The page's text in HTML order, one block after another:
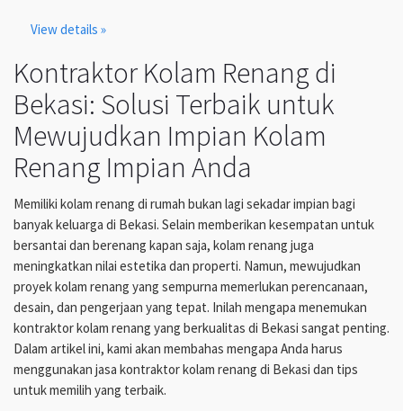
View details »
Kontraktor Kolam Renang di
Bekasi: Solusi Terbaik untuk
Mewujudkan Impian Kolam
Renang Impian Anda
Memiliki kolam renang di rumah bukan lagi sekadar impian bagi
banyak keluarga di Bekasi. Selain memberikan kesempatan untuk
bersantai dan berenang kapan saja, kolam renang juga
meningkatkan nilai estetika dan properti. Namun, mewujudkan
proyek kolam renang yang sempurna memerlukan perencanaan,
desain, dan pengerjaan yang tepat. Inilah mengapa menemukan
kontraktor kolam renang yang berkualitas di Bekasi sangat penting.
Dalam artikel ini, kami akan membahas mengapa Anda harus
menggunakan jasa kontraktor kolam renang di Bekasi dan tips
untuk memilih yang terbaik.